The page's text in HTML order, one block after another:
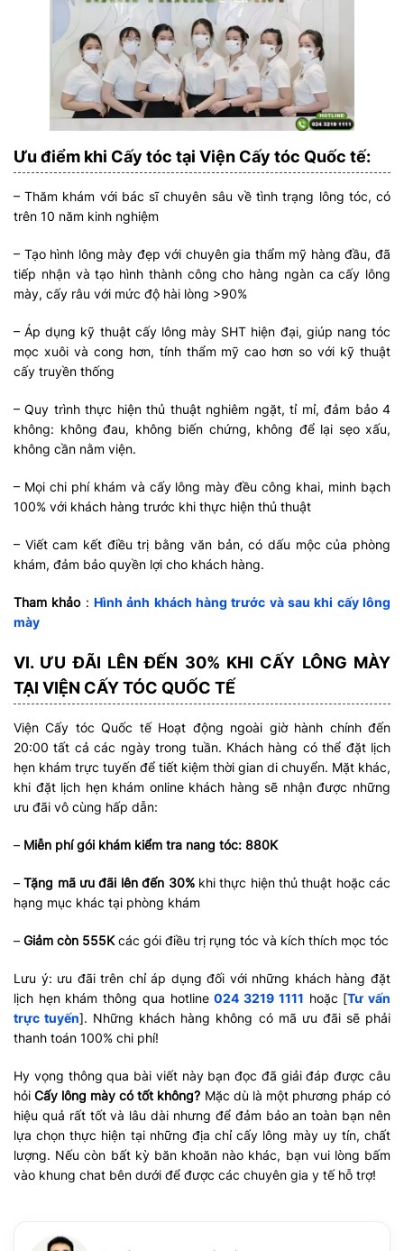
Ưu điểm khi Cấy tóc tại Viện Cấy tóc Quốc tế:
– Thăm khám với bác sĩ chuyên sâu về tình trạng lông tóc, có
trên 10 năm kinh nghiệm
– Tạo hình lông mày đẹp với chuyên gia thẩm mỹ hàng đầu, đã
tiếp nhận và tạo hình thành công cho hàng ngàn ca cấy lông
mày, cấy râu với mức độ hài lòng >90%
– Áp dụng kỹ thuật cấy lông mày SHT hiện đại, giúp nang tóc
mọc xuôi và cong hơn, tính thẩm mỹ cao hơn so với kỹ thuật
cấy truyền thống
– Quy trình thực hiện thủ thuật nghiêm ngặt, tỉ mỉ, đảm bảo 4
không: không đau, không biến chứng, không để lại sẹo xấu,
không cần nằm viện.
– Mọi chi phí khám và cấy lông mày đều công khai, minh bạch
100% với khách hàng trước khi thực hiện thủ thuật
– Viết cam kết điều trị bằng văn bản, có dấu mộc của phòng
khám, đảm bảo quyền lợi cho khách hàng.
Tham khảo:Hình ảnh khách hàng trước và sau khi cấy lông
mày
VI. ƯU ĐÃI LÊN ĐẾN 30% KHI CẤY LÔNG MÀY
TẠI VIỆN CẤY TÓC QUỐC TẾ
Viện Cấy tóc Quốc tế Hoạt động ngoài giờ hành chính đến
20:00 tất cả các ngày trong tuần. Khách hàng có thể đặt lịch
hẹn khám trực tuyến để tiết kiệm thời gian di chuyển. Mặt khác,
khi đặt lịch hẹn khám online khách hàng sẽ nhận được những
ưu đãi vô cùng hấp dẫn:
– Miễn phí gói khám kiểm tra nang tóc: 880K
–Tặng mã ưu đãi lên đến 30% khi thực hiện thủ thuật hoặc các
hạng mục khác tại phòng khám
– Giảm còn 555Kcác gói điều trị rụng tóc và kích thích mọc tóc
Lưu ý: ưu đãi trên chỉ áp dụng đối với những khách hàng đặt
lịch hẹn khám thông qua hotline024 3219 1111 hoặc [Tư vấn
trực tuyến]. Những khách hàng không có mã ưu đãi sẽ phải
thanh toán 100% chi phí!
Hy vọng thông qua bài viết này bạn đọc đã giải đáp được câu
hỏiCấy lông mày có tốt không? Mặc dù là một phương pháp có
hiệu quả rất tốt và lâu dài nhưng để đảm bảo an toàn bạn nên
lựa chọn thực hiện tại những địa chỉ cấy lông mày uy tín, chất
lượng. Nếu còn bất kỳ băn khoăn nào khác, bạn vui lòng bấm
vào khung chat bên dưới để được các chuyên gia y tế hỗ trợ!